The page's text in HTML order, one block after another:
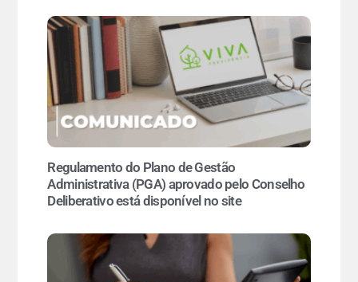
Regulamento do Plano de Gestão
Administrativa (PGA) aprovado pelo Conselho
Deliberativo está disponível no site